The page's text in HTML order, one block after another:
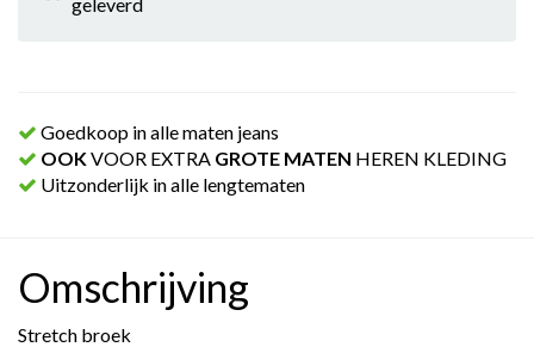
Goedkoop in alle maten jeans
OOKVOOR EXTRA GROTE MATEN HEREN KLEDING
Uitzonderlijk in alle lengtematen
Omschrijving
Stretch broek